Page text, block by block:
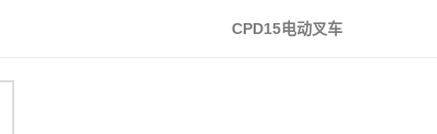
CPD15电动叉车